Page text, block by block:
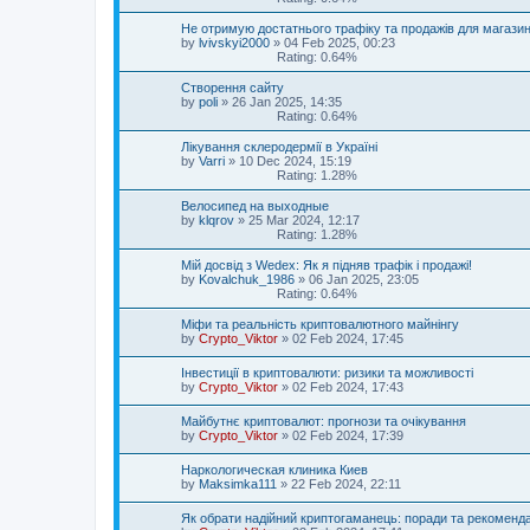
Не отримую достатнього трафіку та продажів для
by lvivskyi2000 » 04 Feb 2025, 00:23
Rating: 0.64%
Створення сайту
by poli » 26 Jan 2025, 14:35
Rating: 0.64%
Лікування склеродермії в Україні
by Varri » 10 Dec 2024, 15:19
Rating: 1.28%
Велосипед на выходные
by klqrov » 25 Mar 2024, 12:17
Rating: 1.28%
Мій досвід з Wedex: Як я підняв трафік і продажі!
by Kovalchuk_1986 » 06 Jan 2025, 23:05
Rating: 0.64%
Міфи та реальність криптовалютного майнінгу
by Crypto_Viktor » 02 Feb 2024, 17:45
Інвестиції в криптовалюти: ризики та можливості
by Crypto_Viktor » 02 Feb 2024, 17:43
Майбутнє криптовалют: прогнози та очікування
by Crypto_Viktor » 02 Feb 2024, 17:39
Наркологическая клиника Киев
by Maksimka111 » 22 Feb 2024, 22:11
Як обрати надійний криптогаманець: поради та